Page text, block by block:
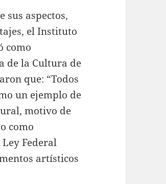
sus aspectos,
el Instituto
como
de la Cultura de
que: “Todos
un ejemplo de
motivo de
como
Federal
artísticos